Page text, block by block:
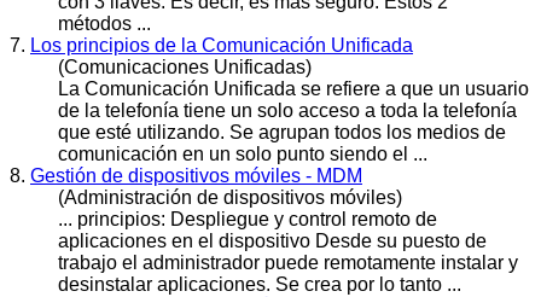
métodos ...
7. Los principios de la Comunicación Unificada
(Comunicaciones Unificadas)
La Comunicación Unificada se refiere a que un usuario
de la telefonía tiene un solo acceso a toda la telefonía
que esté utilizando. Se agrupan todos los medios de
comunicación en un solo punto siendo el ...
8. Gestión de dispositivos móviles - MDM
(Administración de dispositivos móviles)
... principios: Despliegue y control remoto de
aplicaciones en el dispositivo Desde su puesto de
trabajo el administrador puede remotamente instalar y
desinstalar aplicaciones. Se crea por lo tanto ...